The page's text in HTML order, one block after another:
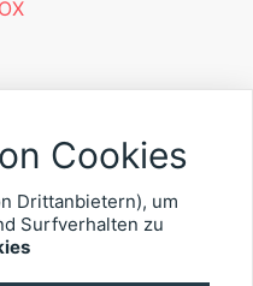
Cookies
Drittanbietern), um
Surfverhalten zu